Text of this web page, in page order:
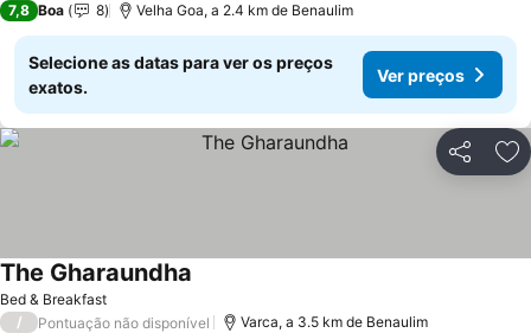
7,8 Boa 8 Velha Goa, a 2.4 km de Benaulim
Selecione as datas para ver os preços
exatos.
Ver preços
Partilhar
Bed & Breakfast
The Gharaundha
/ Pontuação não disponível Varca, a 3.5 km de Benaulim